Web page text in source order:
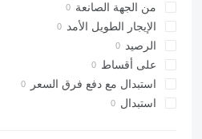
من الجهة الصانعة
الإيجار الطويل الأمد
الرصيد
على أقساط
استبدال مع دفع فرق السعر
استبدال